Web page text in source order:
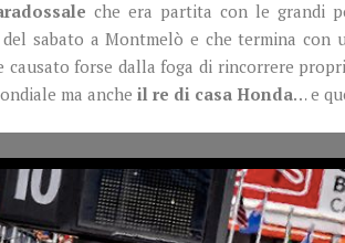
che era partita con le grandi
sabato a Montmelò e che termina
causato forse dalla foga di rincorrere
ma anche il re di casa Honda… e